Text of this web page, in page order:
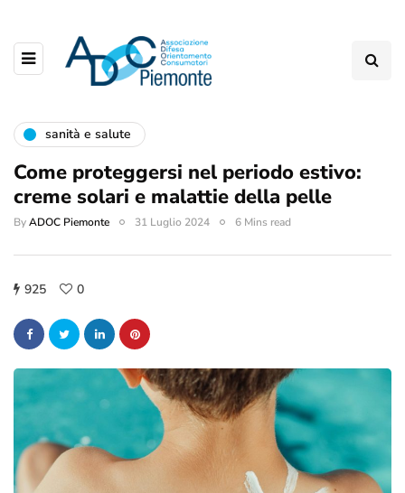
sanità e salute
Come proteggersi nel periodo estivo:
creme solari e malattie della pelle
ByADOC Piemonte 31 Luglio 2024 6 Mins read
925 0